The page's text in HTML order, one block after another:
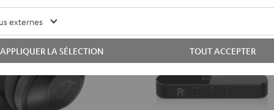
externes
TOUT ACCEPTER
APPLIQUER LA SÉLECTION